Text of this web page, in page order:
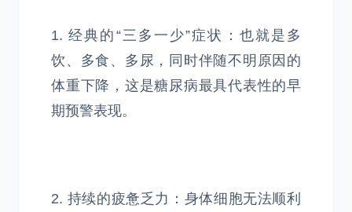
1. 经典的“三多一少”症状：也就是多
饮、多食、多尿，同时伴随不明原因的
体重下降，这是糖尿病最具代表性的早
期预警表现。
2. 持续的疲惫乏力：身体细胞无法顺利